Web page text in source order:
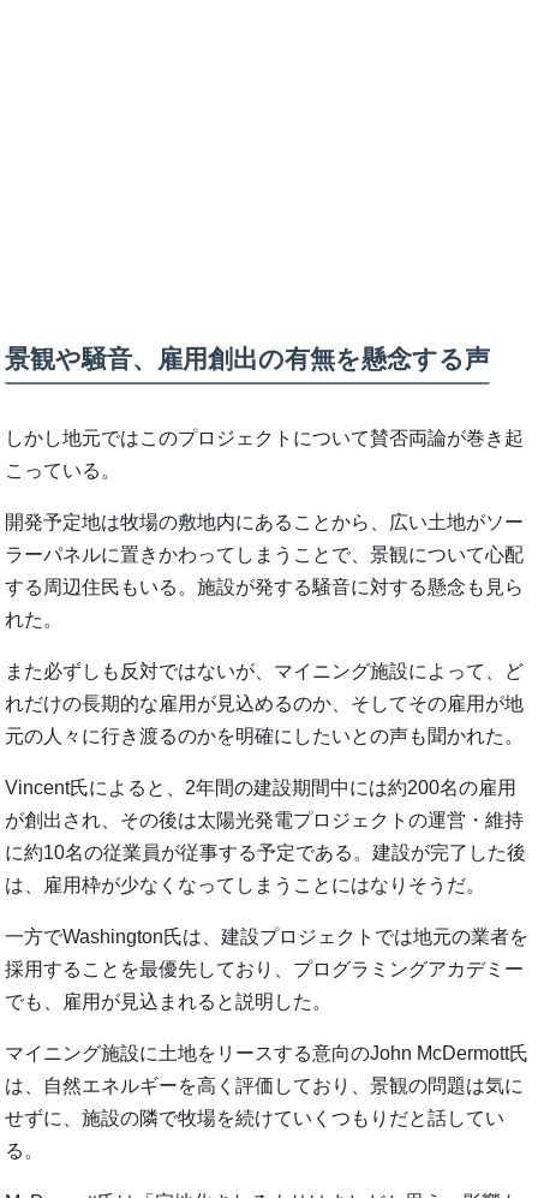
景観や騒音、雇用創出の有無を懸念する声
しかし地元ではこのプロジェクトについて賛否両論が巻き起
こっている。
開発予定地は牧場の敷地内にあることから、広い土地がソー
ラーパネルに置きかわってしまうことで、景観について心配
する周辺住民もいる。施設が発する騒音に対する懸念も見ら
れた。
また必ずしも反対ではないが、マイニング施設によって、ど
れだけの長期的な雇用が見込めるのか、そしてその雇用が地
元の人々に行き渡るのかを明確にしたいとの声も聞かれた。
Vincent氏によると、2年間の建設期間中には約200名の雇用
が創出され、その後は太陽光発電プロジェクトの運営・維持
に約10名の従業員が従事する予定である。建設が完了した後
は、雇用枠が少なくなってしまうことにはなりそうだ。
一方でWashington氏は、建設プロジェクトでは地元の業者を
採用することを最優先しており、プログラミングアカデミー
でも、雇用が見込まれると説明した。
マイニング施設に土地をリースする意向のJohn McDermott氏
は、自然エネルギーを高く評価しており、景観の問題は気に
せずに、施設の隣で牧場を続けていくつもりだと話してい
る。